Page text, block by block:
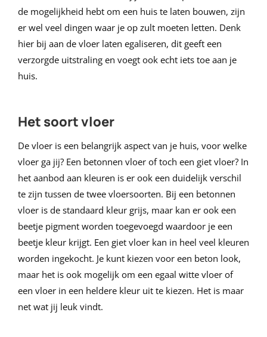
de mogelijkheid hebt om een huis te laten bouwen, zijn
er wel veel dingen waar je op zult moeten letten. Denk
hier bij aan de vloer laten egaliseren, dit geeft een
verzorgde uitstraling en voegt ook echt iets toe aan je
huis.
Het soort vloer
De vloer is een belangrijk aspect van je huis, voor welke
vloer ga jij? Een betonnen vloer of toch een giet vloer? In
het aanbod aan kleuren is er ook een duidelijk verschil
te zijn tussen de twee vloersoorten. Bij een betonnen
vloer is de standaard kleur grijs, maar kan er ook een
beetje pigment worden toegevoegd waardoor je een
beetje kleur krijgt. Een giet vloer kan in heel veel kleuren
worden ingekocht. Je kunt kiezen voor een beton look,
maar het is ook mogelijk om een egaal witte vloer of
een vloer in een heldere kleur uit te kiezen. Het is maar
net wat jij leuk vindt.